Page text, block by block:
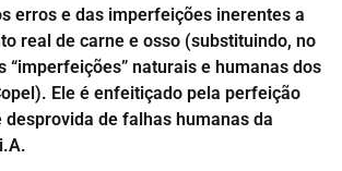
erros e das imperfeições inerentes a
real de carne e osso (substituindo, no
“imperfeições” naturais e humanas dos
Ele é enfeitiçado pela perfeição
de falhas humanas da